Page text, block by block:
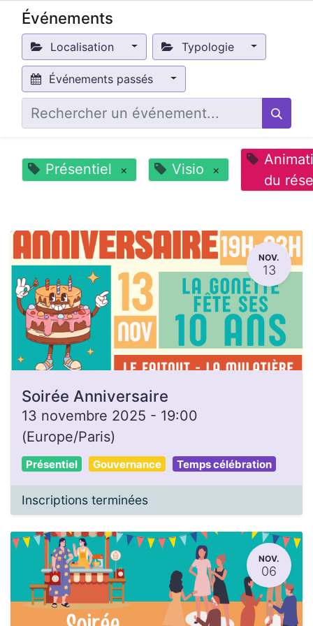
Événements
Localisation Typologie
Événements passés
Présentiel × Visio ×
du
NOV.
13
Soirée Anniversaire
13 novembre 2025 - 19:00
(Europe/Paris)
Présentiel Gouvernance Temps célébration
Inscriptions terminées
NOV.
06